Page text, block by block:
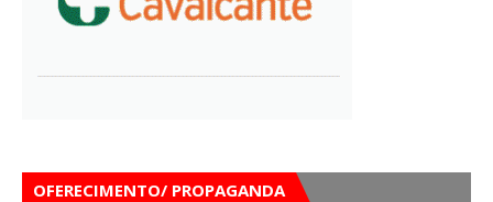
OFERECIMENTO/ PROPAGANDA